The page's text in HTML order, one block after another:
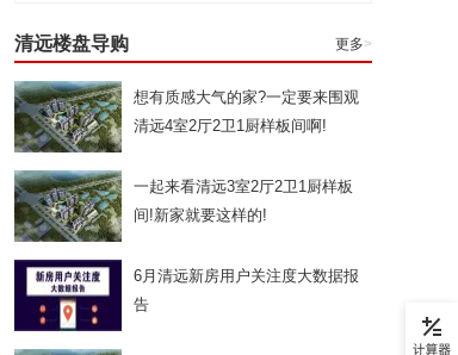
清远楼盘导购 更多>
想有质感大气的家?一定要来围观
清远4室2厅2卫1厨样板间啊!
一起来看清远3室2厅2卫1厨样板
间!新家就要这样的!
6月清远新房用户关注度大数据报
告